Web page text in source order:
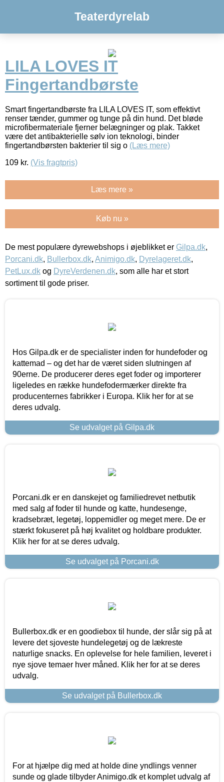
Teaterdyrelab
LILA LOVES IT
Fingertandbørste
Smart fingertandbørste fra LILA LOVES IT, som effektivt
renser tænder, gummer og tunge på din hund. Det bløde
microfibermateriale fjerner belægninger og plak. Takket
være det antibakterielle sølv ion teknologi, binder
fingertandbørsten bakterier til sig o (Læs mere)
109 kr. (Vis fragtpris)
Læs mere »
Køb nu »
De mest populære dyrewebshops i øjeblikket er Gilpa.dk,
Porcani.dk, Bullerbox.dk, Animigo.dk, Dyrelageret.dk,
PetLux.dk og DyreVerdenen.dk, som alle har et stort
sortiment til gode priser.
Hos Gilpa.dk er de specialister inden for hundefoder og
kattemad – og det har de været siden slutningen af
90erne. De producerer deres eget foder og importerer
ligeledes en række hundefodermærker direkte fra
producenternes fabrikker i Europa. Klik her for at se
deres udvalg.
Se udvalget på Gilpa.dk
Porcani.dk er en danskejet og familiedrevet netbutik
med salg af foder til hunde og katte, hundesenge,
kradsebræt, legetøj, loppemidler og meget mere. De er
stærkt fokuseret på høj kvalitet og holdbare produkter.
Klik her for at se deres udvalg.
Se udvalget på Porcani.dk
Bullerbox.dk er en goodiebox til hunde, der slår sig på at
levere det sjoveste hundelegetøj og de lækreste
naturlige snacks. En oplevelse for hele familien, leveret i
nye sjove temaer hver måned. Klik her for at se deres
udvalg.
Se udvalget på Bullerbox.dk
For at hjælpe dig med at holde dine yndlings venner
sunde og glade tilbyder Animigo.dk et komplet udvalg af